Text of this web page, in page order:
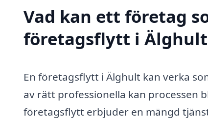
Vad kan ett företag
företagsflytt i
En företagsflytt i Älghult kan verka
av rätt professionella kan processen
företagsflytt erbjuder en mängd